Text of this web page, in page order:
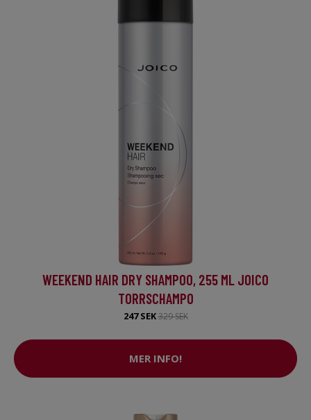
WEEKEND HAIR DRY SHAMPOO, 255 ML JOICO
TORRSCHAMPO
247 SEK329 SEK
MER INFO!